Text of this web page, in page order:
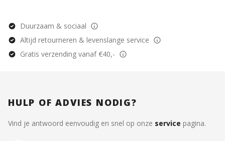
Duurzaam & sociaal
Altijd retourneren & levenslange service
Gratis verzending vanaf €40,-
HULP OF ADVIES NODIG?
Vind je antwoord eenvoudig en snel op onze service pagina.